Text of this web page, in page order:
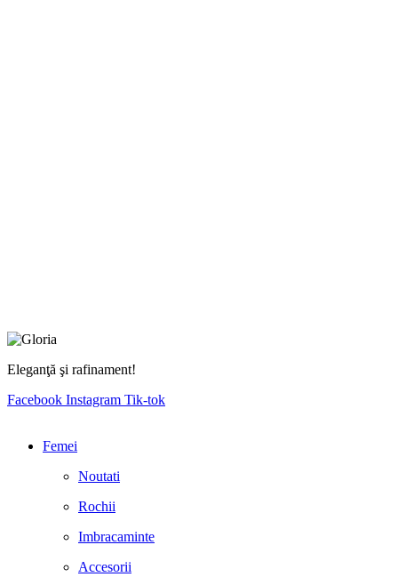
Eleganţă şi rafinament!
Facebook Instagram Tik-tok
Femei
Noutati
Rochii
Imbracaminte
Accesorii